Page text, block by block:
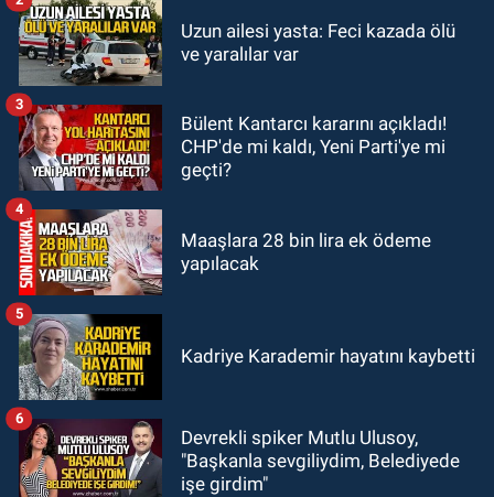
14:44Zonguldak nefes alamıyor.
KARABÜK
13:26Karabük milletvekilleri
bastırdı. Cumhurbaşkanı Erdoğan
Uzun ailesi yasta: Feci kazada ölü
ve yaralılar var
Bülent Kantarcı kararını açıkladı!
CHP'de mi kaldı, Yeni Parti'ye mi
geçti?
3
Maaşlara 28 bin lira ek ödeme
yapılacak
4
Kadriye Karademir hayatını kaybetti
5
Devrekli spiker Mutlu Ulusoy,
"Başkanla sevgiliydim, Belediyede
işe girdim"
6